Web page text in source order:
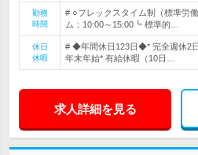
勤務
時間
# ○フレックスタイム制（標準労
ム：10:00～15:00┗ 標準的…
休日
休暇
# ◆年間休日123日◆* 完全週休2
年末年始* 有給休暇（10日…
求人詳細を見る